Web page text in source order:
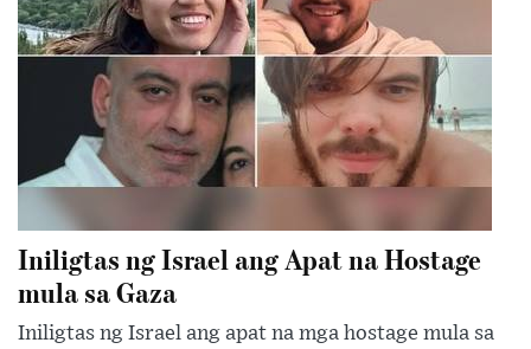
Iniligtas ng Israel ang Apat na Hostage
mula sa Gaza
Iniligtas ng Israel ang apat na mga hostage mula sa